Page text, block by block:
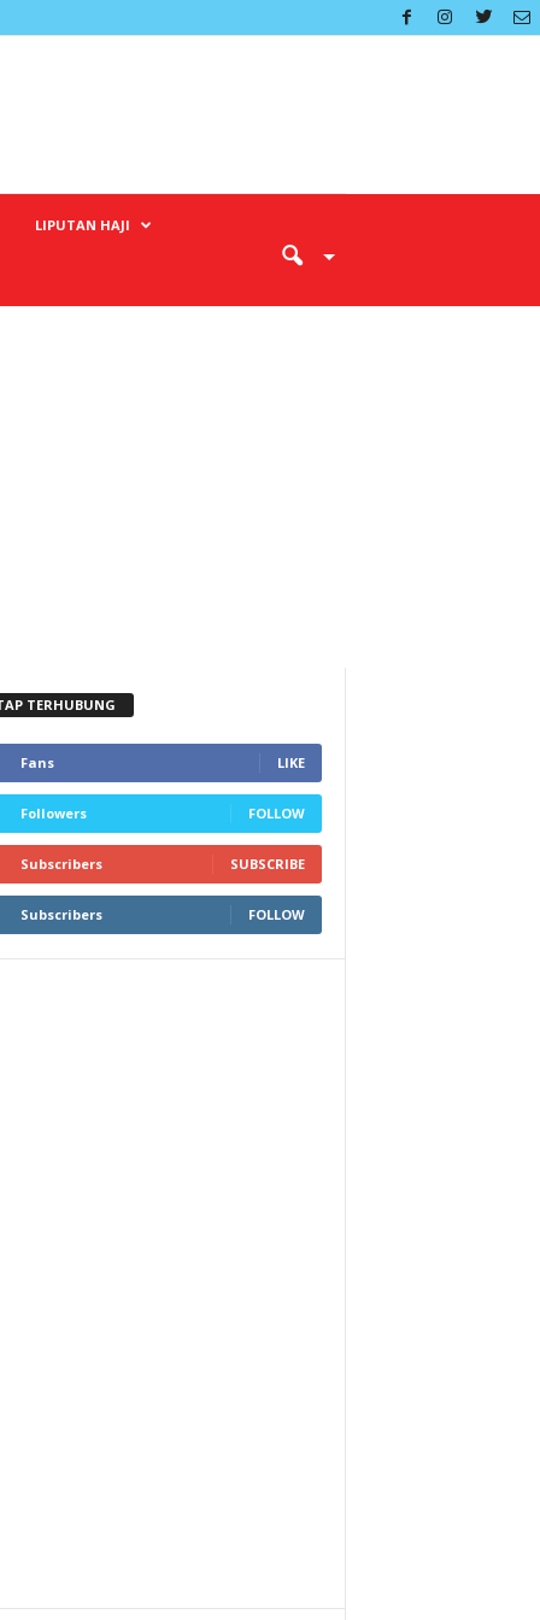
LIPUTAN HAJI
TERHUBUNG
Fans LIKE
Followers FOLLOW
Subscribers SUBSCRIBE
Subscribers FOLLOW